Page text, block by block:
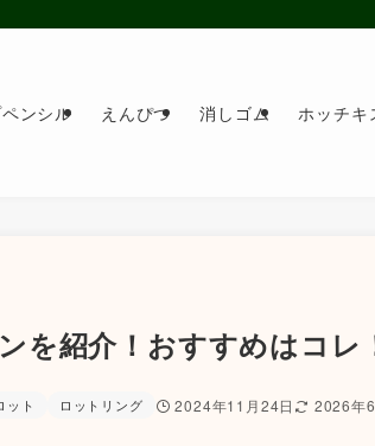
ンシル えんぴつ 消しゴム ホッチキ
を紹介！おすすめはコレ
ット ロットリング 2024年11月24日 2026年